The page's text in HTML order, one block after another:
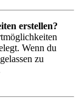
erstellen?
Wenn du
zu